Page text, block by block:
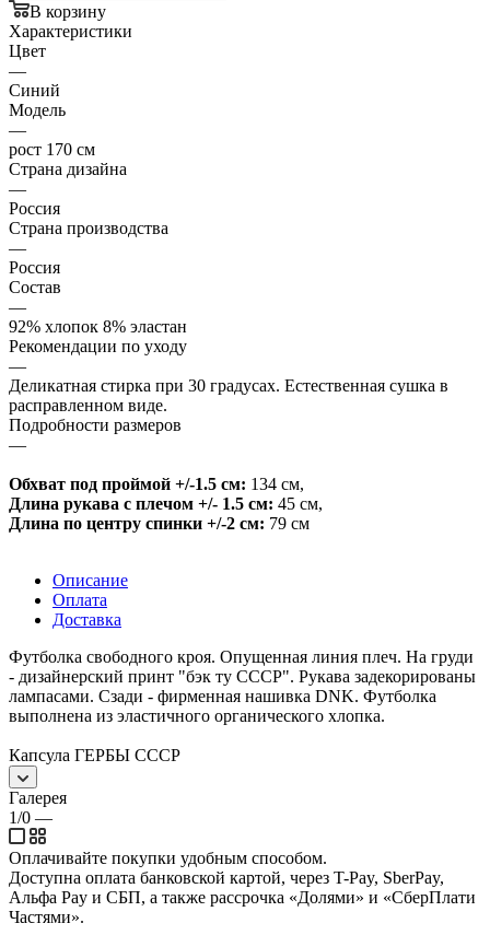
В корзину
Характеристики
Цвет
—
Синий
Модель
—
рост 170 см
Страна дизайна
—
Россия
Страна производства
—
Россия
Состав
—
92% хлопок 8% эластан
Рекомендации по уходу
—
Деликатная стирка при 30 градусах. Естественная сушка в
расправленном виде.
Подробности размеров
—
Обхват под проймой +/-1.5 см: 134 см,
Длина рукава с плечом +/- 1.5 см: 45 см,
Длина по центру спинки +/-2 см: 79 см
Описание
Оплата
Доставка
Футболка свободного кроя. Опущенная линия плеч. На груди
- дизайнерский принт "бэк ту СССР". Рукава задекорированы
лампасами. Сзади - фирменная нашивка DNK. Футболка
выполнена из эластичного органического хлопка.
Капсула ГЕРБЫ СССР
Галерея
1/0 —
Оплачивайте покупки удобным способом.
Доступна оплата банковской картой, через T-Pay, SberPay,
Альфа Pay и СБП, а также рассрочка «Долями» и «СберПлати
Частями».